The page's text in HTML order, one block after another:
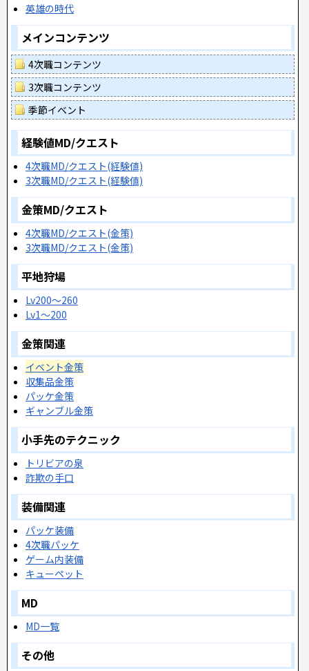
英雄の時代
メインコンテンツ
4次職コンテンツ
3次職コンテンツ
季節イベント
経験値MD/クエスト
4次職MD/クエスト(経験値)
3次職MD/クエスト(経験値)
金策MD/クエスト
4次職MD/クエスト(金策)
3次職MD/クエスト(金策)
平地狩場
Lv200～260
Lv1～200
金策関連
イベント金策
収集品金策
パッケ金策
ギャンブル金策
小手先のテクニック
トリビアの泉
詐欺の手口
装備関連
パッケ装備
4次職パッケ
ゲーム内装備
キューペット
MD
MD一覧
その他